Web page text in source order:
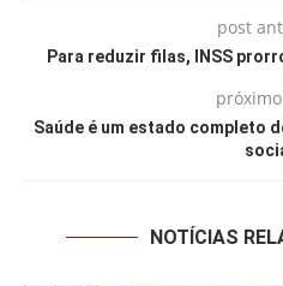
post
Para reduzir filas, INSS
Saúde é um estado completo
NOTÍCIAS